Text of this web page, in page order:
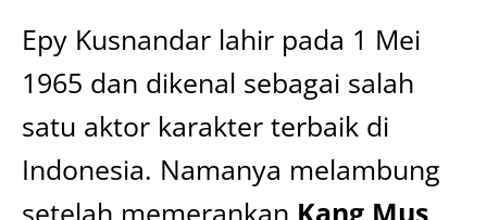
Epy Kusnandar lahir pada 1 Mei
1965 dan dikenal sebagai salah
satu aktor karakter terbaik di
Indonesia. Namanya melambung